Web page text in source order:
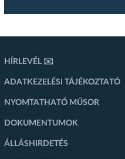
HÍRLEVÉL ✉️
ADATKEZELÉSI TÁJÉKOZTATÓ
NYOMTATHATÓ MŰSOR
DOKUMENTUMOK
ÁLLÁSHIRDETÉS